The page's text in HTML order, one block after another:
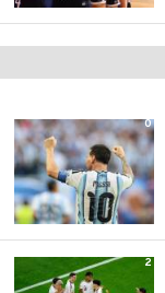
0
2